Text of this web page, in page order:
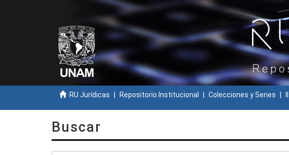
RU Jurídicas Repositorio Institucional Colecciones y Series
Buscar